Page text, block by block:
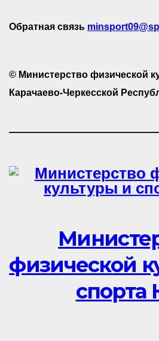
Обратная связь
© Министерство физической
Карачаево-Черкесской
физической
спорта